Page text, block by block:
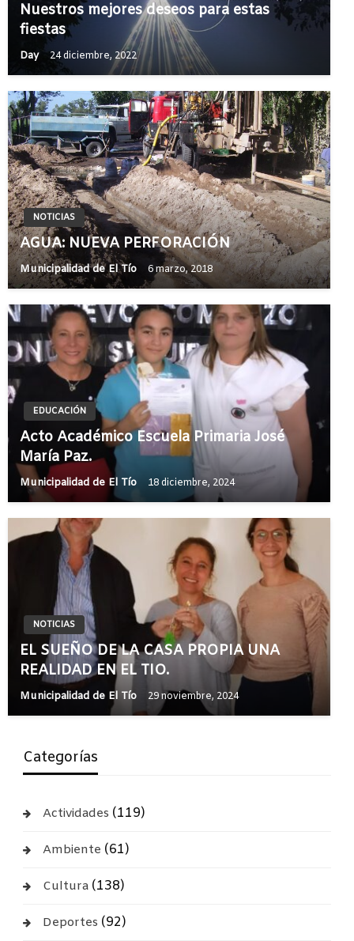
Nuestros mejores deseos para estas
fiestas
Day 24 diciembre, 2022
NOTICIAS
AGUA: NUEVA PERFORACIÓN
Municipalidad de El Tío 6 marzo, 2018
EDUCACIÓN
Acto Académico Escuela Primaria José
María Paz.
Municipalidad de El Tío 18 diciembre, 2024
NOTICIAS
EL SUEÑO DE LA CASA PROPIA UNA
REALIDAD EN EL TIO.
Municipalidad de El Tío 29 noviembre, 2024
Categorías
Actividades (119)
Ambiente (61)
Cultura(138)
Deportes (92)